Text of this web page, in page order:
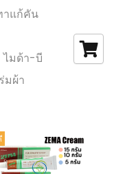
าแก้คัน
ไมด้า-บี
มผ้า